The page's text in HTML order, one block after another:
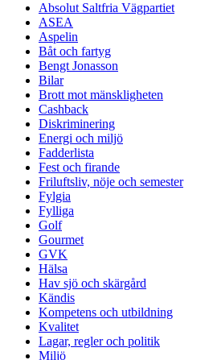
Absolut Saltfria Vägpartiet
ASEA
Aspelin
Båt och fartyg
Bengt Jonasson
Bilar
Brott mot mänskligheten
Cashback
Diskriminering
Energi och miljö
Fadderlista
Fest och firande
Friluftsliv, nöje och semester
Fylgia
Fylliga
Golf
Gourmet
GVK
Hälsa
Hav sjö och skärgård
Kändis
Kompetens och utbildning
Kvalitet
Lagar, regler och politik
Miljö